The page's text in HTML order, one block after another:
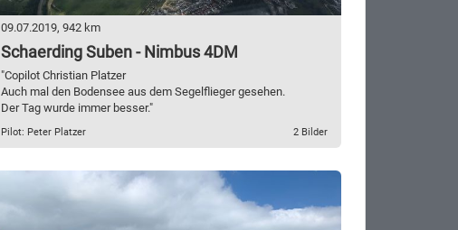
09.07.2019, 942 km
Schaerding Suben - Nimbus 4DM
"Copilot Christian Platzer
Auch mal den Bodensee aus dem Segelflieger gesehen.
Der Tag wurde immer besser."
Pilot: Peter Platzer 2 Bilder